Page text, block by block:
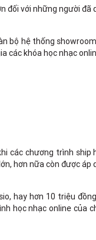
đối với những người đã
bộ hệ thống
các khóa học nhạc
các chương trình ship
hơn nữa còn được áp
hay hơn 10 triệu
học nhạc online của